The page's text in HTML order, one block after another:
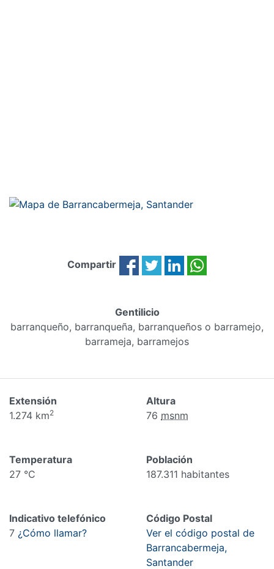
Compartir
Gentilicio
barranqueño, barranqueña, barranqueños o barramejo,
barrameja, barramejos
Extensión
1.274 km2
Altura
76 msnm
Temperatura
27 °C
Población
187.311 habitantes
Indicativo telefónico
7 ¿Cómo llamar?
Código Postal
Ver el código postal de
Barrancabermeja,
Santander